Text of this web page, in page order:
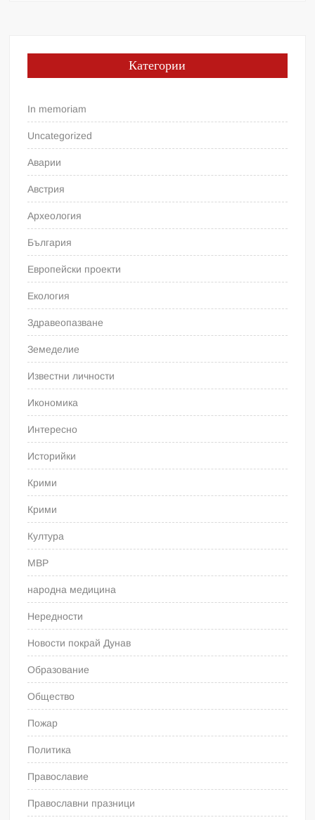
Категории
In memoriam
Uncategorized
Аварии
Австрия
Археология
България
Европейски проекти
Екология
Здравеопазване
Земеделие
Известни личности
Икономика
Интересно
Историйки
Крими
Крими
Култура
МВР
народна медицина
Нередности
Новости покрай Дунав
Образование
Общество
Пожар
Политика
Православие
Православни празници